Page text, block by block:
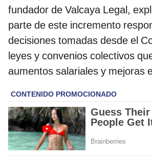
fundador de Valcaya Legal,
parte de este incremento
decisiones tomadas desde el
leyes y convenios colectivos
aumentos salariales y mejoras